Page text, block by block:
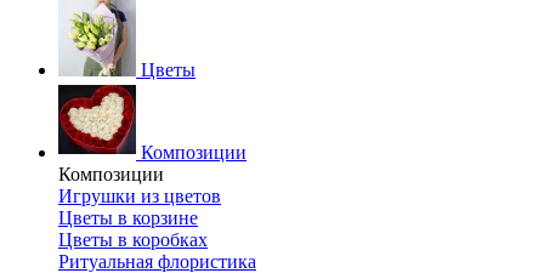
Цветы
Композиции
Композиции
Игрушки из цветов
Цветы в корзине
Цветы в коробках
Ритуальная флористика